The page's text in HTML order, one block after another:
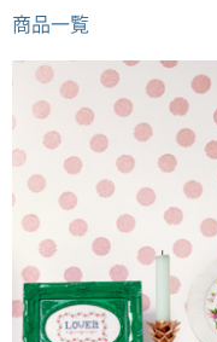
商品一覧